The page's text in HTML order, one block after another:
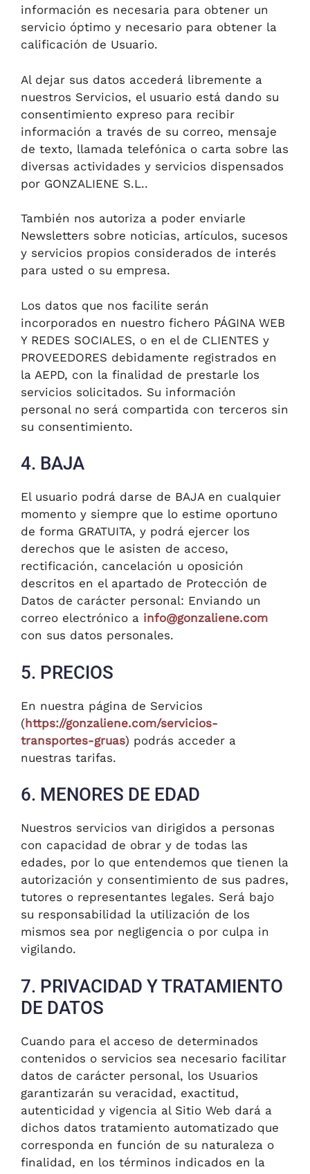
información es necesaria para obtener un
servicio óptimo y necesario para obtener la
calificación de Usuario.
Al dejar sus datos accederá libremente a
nuestros Servicios, el usuario está dando su
consentimiento expreso para recibir
información a través de su correo, mensaje
de texto, llamada telefónica o carta sobre las
diversas actividades y servicios dispensados
por GONZALIENE S.L..
También nos autoriza a poder enviarle
Newsletters sobre noticias, artículos, sucesos
y servicios propios considerados de interés
para usted o su empresa.
Los datos que nos facilite serán
incorporados en nuestro fichero PÁGINA WEB
Y REDES SOCIALES, o en el de CLIENTES y
PROVEEDORES debidamente registrados en
la AEPD, con la finalidad de prestarle los
servicios solicitados. Su información
personal no será compartida con terceros sin
su consentimiento.
4. BAJA
El usuario podrá darse de BAJA en cualquier
momento y siempre que lo estime oportuno
de forma GRATUITA, y podrá ejercer los
derechos que le asisten de acceso,
rectificación, cancelación u oposición
descritos en el apartado de Protección de
Datos de carácter personal: Enviando un
correo electrónico a info@gonzaliene.com
con sus datos personales.
5. PRECIOS
En nuestra página de Servicios
(https://gonzaliene.com/servicios-
transportes-gruas) podrás acceder a
nuestras tarifas.
6. MENORES DE EDAD
Nuestros servicios van dirigidos a personas
con capacidad de obrar y de todas las
edades, por lo que entendemos que tienen la
autorización y consentimiento de sus padres,
tutores o representantes legales. Será bajo
su responsabilidad la utilización de los
mismos sea por negligencia o por culpa in
vigilando.
7. PRIVACIDAD Y TRATAMIENTO
DE DATOS
Cuando para el acceso de determinados
contenidos o servicios sea necesario facilitar
datos de carácter personal, los Usuarios
garantizarán su veracidad, exactitud,
autenticidad y vigencia al Sitio Web dará a
dichos datos tratamiento automatizado que
corresponda en función de su naturaleza o
finalidad, en los términos indicados en la